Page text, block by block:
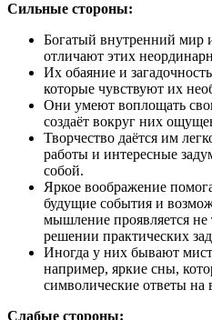
Сильные стороны:
Богатый внутренний мир
отличают этих
Их обаяние и
которые чувствуют их
Они умеют воплощать
создаёт вокруг них
Творчество даётся им
работы и интересные
собой.
Яркое воображение
будущие события и
мышление проявляется не
решении практических
Иногда у них бывают
например, яркие сны,
символические ответы
Слабые стороны: